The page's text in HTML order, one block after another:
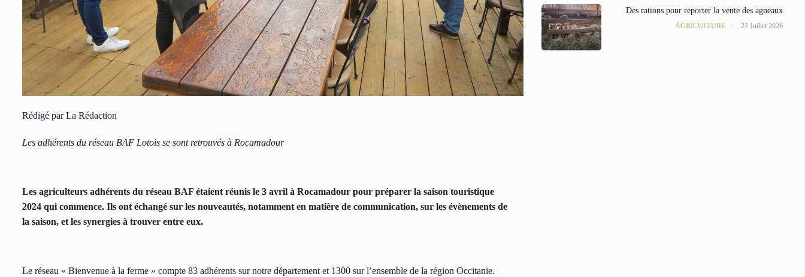
Rédigé par La Rédaction
Les adhérents du réseau BAF Lotois se sont retrouvés à Rocamadour
Les agriculteurs adhérents du réseau BAF étaient réunis le 3 avril à Rocamadour pour préparer la saison touristique
2024 qui commence. Ils ont échangé sur les nouveautés, notamment en matière de communication, sur les évènements de
la saison, et les synergies à trouver entre eux.
Le réseau « Bienvenue à la ferme » compte 83 adhérents sur notre département et 1300 sur l’ensemble de la région Occitanie.
Des rations pour reporter la vente des agneaux
AGRICULTURE 27 Juillet 2026